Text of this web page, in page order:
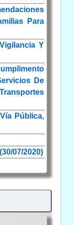
Para
Y
De
Pública,
07/2020)